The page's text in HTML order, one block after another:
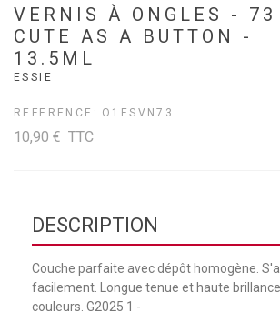
VERNIS À ONGLES - 73
CUTE AS A BUTTON -
13.5ML
ESSIE
REFERENCE: O1ESVN73
10,90 € TTC
DESCRIPTION
Couche parfaite avec dépôt homogène.
facilement. Longue tenue et haute
couleurs. G2025 1 -